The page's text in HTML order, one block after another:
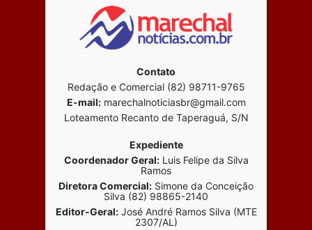
Contato
Redação e Comercial (82) 98711-9765
E-mail:marechalnoticiasbr@gmail.com
Loteamento Recanto de Taperaguá, S/N
Expediente
Coordenador Geral:Luis Felipe da Silva
Ramos
Diretora Comercial: Simone da Conceição
Silva (82) 98865-2140
Editor-Geral:José André Ramos Silva (MTE
2307/AL)